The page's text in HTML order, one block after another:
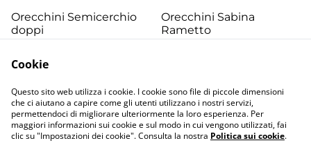
Orecchini Semicerchio
doppi
PIÙ VARIANTI DISPONIBILI
Orecchini Sabina
Rametto
Cookie
Questo sito web utilizza i cookie. I cookie sono file di piccole dimensioni
che ci aiutano a capire come gli utenti utilizzano i nostri servizi,
permettendoci di migliorare ulteriormente la loro esperienza. Per
maggiori informazioni sui cookie e sul modo in cui vengono utilizzati, fai
clic su "Impostazioni dei cookie". Consulta la nostra Politica sui cookie.